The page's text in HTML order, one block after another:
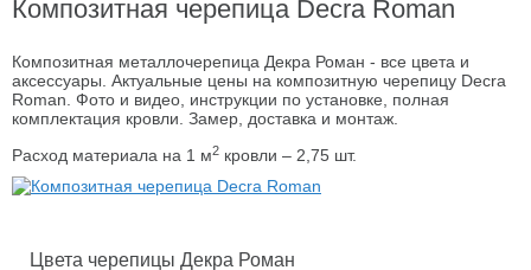
Композитная черепица Decra Roman
Композитная металлочерепица Декра Роман - все цвета и
аксессуары. Актуальные цены на композитную черепицу Decra
Roman. Фото и видео, инструкции по установке, полная
комплектация кровли. Замер, доставка и монтаж.
Расход материала на 1 м2 кровли – 2,75 шт.
Цвета черепицы Декра Роман